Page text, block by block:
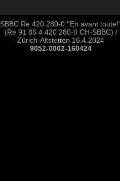
SBBC Re 420.280-0 ''En avant
(Re 91 85 4 420 280-0 CH-SBBC) /
Zürich-Altstetten 16.4.2024
9052-0002-160424